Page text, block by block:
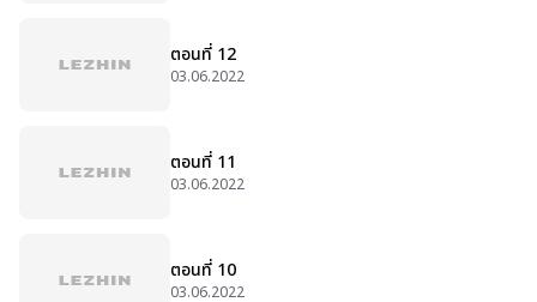
ตอนที่ 12
03.06.2022
ตอนที่ 11
03.06.2022
ตอนที่ 10
03.06.2022